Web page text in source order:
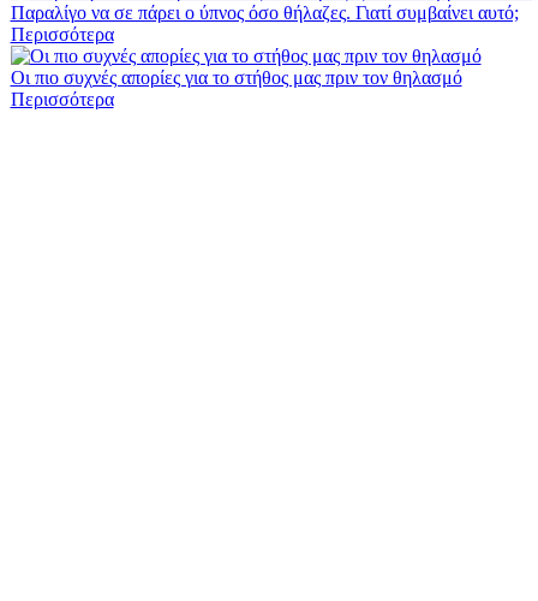
Παραλίγο να σε πάρει ο ύπνος όσο θήλαζες. Γιατί συμβαίνει αυτό;
Περισσότερα
Οι πιο συχνές απορίες για το στήθος μας πριν τον θηλασμό
Περισσότερα